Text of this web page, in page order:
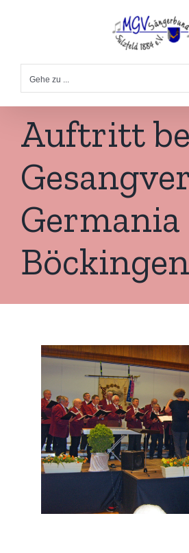
springen
Gehe zu ...
Auftritt
Germania
Böckingen